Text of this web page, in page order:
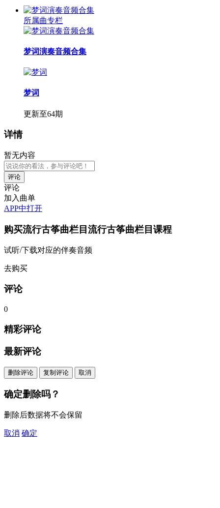
所属曲专栏
梦词演奏音频合集
梦词
更新至64期
详情
暂无内容
评论
加入曲单
APP中打开
购买流行古筝曲栏目流行古筝曲栏目 课程
试听/下载对应的伴奏音频
去购买
评论
0
精彩评论
最新评论
删除评论 复制评论 取消
确定删除吗？
删除后数据将不会保留
取消 确定